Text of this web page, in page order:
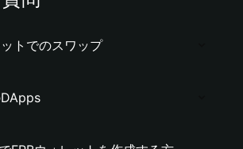
トでのスワップ